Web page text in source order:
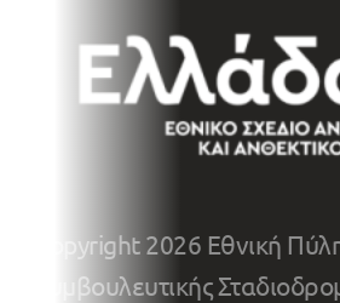
Copyright 2026 Εθνική
Συμβουλευτικής